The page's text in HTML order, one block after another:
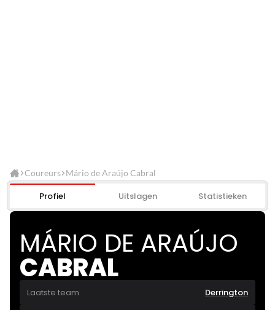
Coureurs Mário de Araújo Cabral
Profiel Uitslagen Statistieken
MÁRIO DE ARAÚJO
CABRAL
Laatste team Derrington